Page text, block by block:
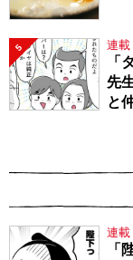
5 連載
「
先
と
連載
「